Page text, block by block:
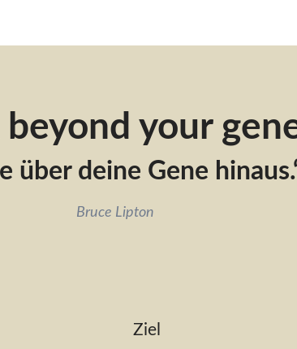
your
über deine Gene
Bruce Lipton
Ziel